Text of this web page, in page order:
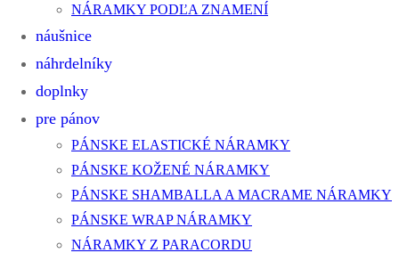
NÁRAMKY PODĽA ZNAMENÍ
náušnice
náhrdelníky
doplnky
pre pánov
PÁNSKE ELASTICKÉ NÁRAMKY
PÁNSKE KOŽENÉ NÁRAMKY
PÁNSKE SHAMBALLA A MACRAME NÁRAMKY
PÁNSKE WRAP NÁRAMKY
NÁRAMKY Z PARACORDU